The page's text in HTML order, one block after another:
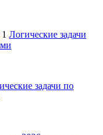
1 Логические задачи
задачи по